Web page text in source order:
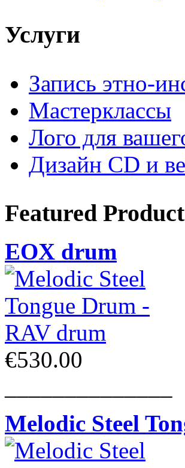
Услуги
Запись этно-
Мастерклассы
Лого для
Дизайн CD и
Featured Product
EOX drum
€530.00
Melodic Steel